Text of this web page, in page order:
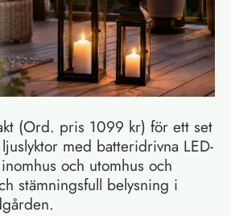
(Ord. pris 1099 kr) för ett set
med batteridrivna LED-
och utomhus och
stämningsfull belysning i